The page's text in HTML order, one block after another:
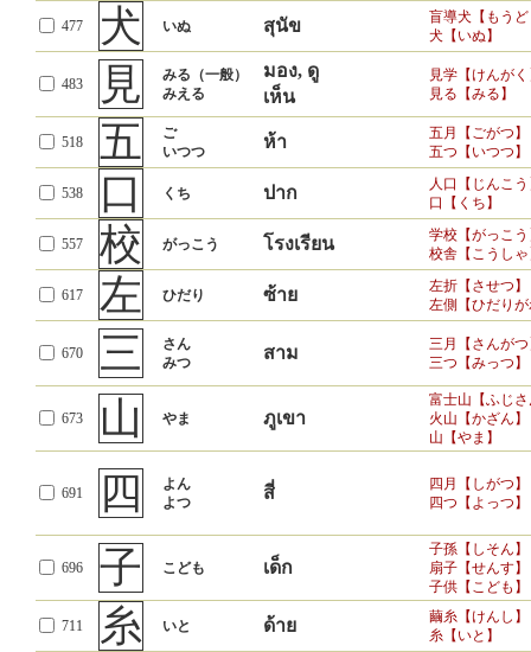
477 犬 いぬ สุนัข
盲導犬【もう
犬【いぬ】
483 見
みる（一般）
みえる
มอง, ดู
เห็น
見学【けんが
見る【みる】
518 五
ご
いつつ
ห้า
五月【ごがつ】
五つ【いつつ】
538 口 くち ปาก
人口【じんこ
口【くち】
557 校 がっこう โรงเรียน
学校【がっこ
校舎【こうし
617 左 ひだり ซ้าย
左折【させつ】
左側【ひだり
670 三
さん
みつ
สาม
三月【さんが
三つ【みっつ】
673 山 やま ภูเขา
富士山【ふじ
火山【かざん】
山【やま】
691 四
よん
よつ
สี่
四月【しがつ】
四つ【よっつ】
696 子 こども เด็ก
子孫【しそん】
扇子【せんす】
子供【こども】
711 糸 いと ด้าย
繭糸【けんし】
糸【いと】
百 ร้อย
百円玉【ひゃ
百貨店【ひゃ
文
ふみ
ข้อความ
ประโยค
文学【ぶんが
文句【もんく】
文【ふみ】
本
ほん
もと
หนังสือ
รากฐาน, ต้นกำเนิด
日本【にほん】
本【もと】
名 ชื่อ
有名【ゆうめ
本名【ほんみ
名前【なまえ】
1774 木
木曜日
ต้นไม้
วันพฤหัส
樹木【じゅも
土木【どぼく】
木【き】
1776 目 め ตา
目的【もくて
目【め】
夕
今夕【こんせ
夕方【ゆうが
1867 立 ยืน, ลุก
独立【どくり
1891 力 ちから พละกำลัง
能力【のうり
力強い【ちか
林 ป่า
山林【さんり
林【はやし】
1936 六
むつ
หก
六月【ろくが
六つ【むっつ】